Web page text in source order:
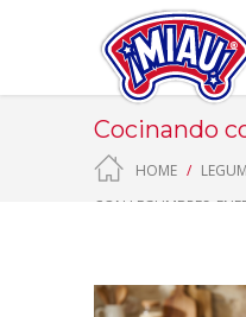
Cocinando
HOME
CON LEGUMBRES: